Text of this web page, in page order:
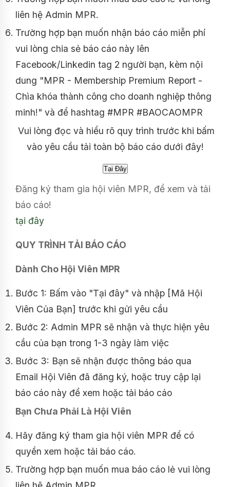
liên hệ Admin MPR.
Trường hợp bạn muốn nhận báo cáo miễn phí
vui lòng chia sẻ báo cáo này lên
Facebook/Linkedin tag 2 người bạn, kèm nội
dung "MPR - Membership Premium Report -
Chìa khóa thành công cho doanh nghiệp thông
minh!" và để hashtag #MPR #BAOCAOMPR
Vui lòng đọc và hiểu rõ quy trình trước khi bấm
vào yêu cầu tải toàn bộ báo cáo dưới đây!
Đăng ký tham gia hội viên MPR, để xem và tải
báo cáo!
tại đây
QUY TRÌNH TẢI BÁO CÁO
Dành Cho Hội Viên MPR
Bước 1: Bấm vào "Tại đây" và nhập [Mã Hội
Viên Của Bạn] trước khi gửi yêu cầu
Bước 2: Admin MPR sẽ nhận và thực hiện yêu
cầu của bạn trong 1-3 ngày làm việc
Bước 3: Bạn sẽ nhận được thông báo qua
Email Hội Viên đã đăng ký, hoặc truy cập lại
báo cáo này để xem hoặc tải báo cáo
Bạn Chưa Phải Là Hội Viên
Hãy đăng ký tham gia hội viên MPR để có
quyền xem hoặc tải báo cáo.
Trường hợp bạn muốn mua báo cáo lẻ vui lòng